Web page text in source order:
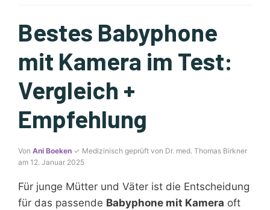
Bestes Babyphone
mit Kamera im Test:
Vergleich +
Empfehlung
Von Ani Boeken ✓ Medizinisch geprüft von Dr. med. Thomas Birkner
am 12. Januar 2025
Für junge Mütter und Väter ist die Entscheidung
für das passende Babyphone mit Kamera oft